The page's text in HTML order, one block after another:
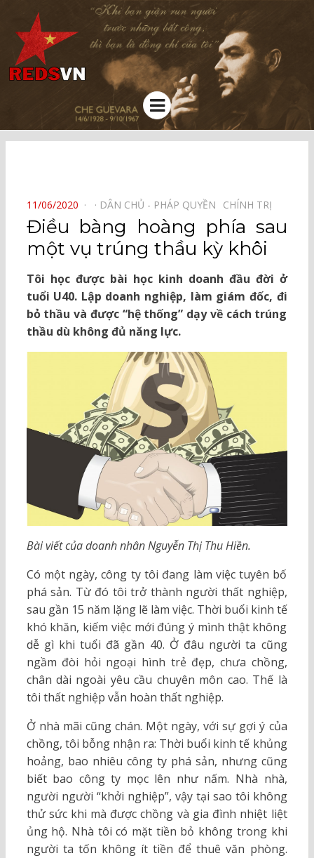
Kênh chia sẻ tri thức cộng đồng
Menu
POSTED
ON
11/06/2020 DÂN CHỦ - PHÁP QUYỀN⠀ CHÍNH TRỊ⠀
Điều bàng hoàng phía sau
một vụ trúng thầu kỳ khôi
Tôi học được bài học kinh doanh đầu đời ở
tuổi U40. Lập doanh nghiệp, làm giám đốc, đi
bỏ thầu và được “hệ thống” dạy về cách trúng
thầu dù không đủ năng lực.
Bài viết của doanh nhân Nguyễn Thị Thu Hiền.
Có một ngày, công ty tôi đang làm việc tuyên bố
phá sản. Từ đó tôi trở thành người thất nghiệp,
sau gần 15 năm lặng lẽ làm việc. Thời buổi kinh tế
khó khăn, kiếm việc mới đúng ý mình thật không
dễ gì khi tuổi đã gần 40. Ở đâu người ta cũng
ngầm đòi hỏi ngoại hình trẻ đẹp, chưa chồng,
chân dài ngoài yêu cầu chuyên môn cao. Thế là
tôi thất nghiệp vẫn hoàn thất nghiệp.
Ở nhà mãi cũng chán. Một ngày, với sự gợi ý của
chồng, tôi bỗng nhận ra: Thời buổi kinh tế khủng
hoảng, bao nhiêu công ty phá sản, nhưng cũng
biết bao công ty mọc lên như nấm. Nhà nhà,
người người “khởi nghiệp”, vậy tại sao tôi không
thử sức khi mà được chồng và gia đình nhiệt liệt
ủng hộ. Nhà tôi có mặt tiền bỏ không trong khi
người ta tốn không ít tiền để thuê văn phòng.